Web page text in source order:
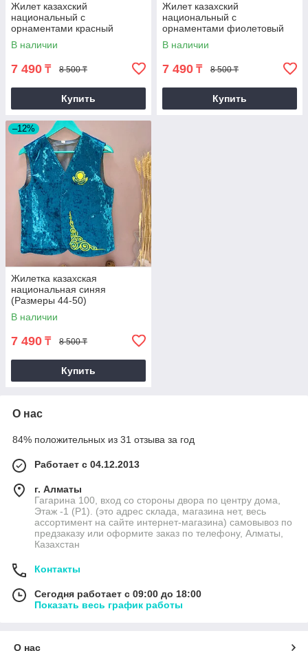
Жилет казахский
национальный с
орнаментами красный
(размеры 40-50)
В наличии
7 490 ₸ 8 500 ₸
Купить
Жилет казахский
национальный с
орнаментами фиолетовый
(размеры 44-50)
В наличии
7 490 ₸ 8 500 ₸
Купить
–12%
Жилетка казахская
национальная синяя
(Размеры 44-50)
В наличии
7 490 ₸ 8 500 ₸
Купить
О нас
84% положительных из 31 отзыва за год
Работает с 04.12.2013
г. Алматы
Гагарина 100, вход со стороны двора по центру дома,
Этаж -1 (P1). (это адрес склада, магазина нет, весь
ассортимент на сайте интернет-магазина) самовывоз по
предзаказу или оформите заказ по телефону, Алматы,
Казахстан
Контакты
Сегодня работает с 09:00 до 18:00
Показать весь график работы
О нас